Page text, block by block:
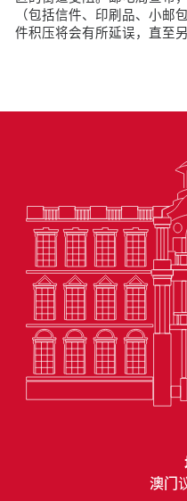
（包括信件、印刷品、小邮
件积压将会有所延误，直至
澳门